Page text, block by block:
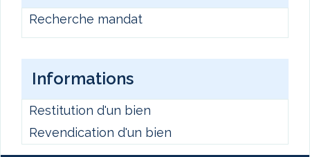
Recherche mandat
Informations
Restitution d'un bien
Revendication d'un bien